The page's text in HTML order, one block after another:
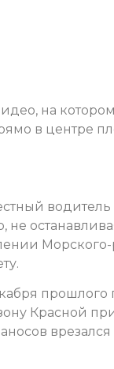
на
в центре
не
прошлого
Красной